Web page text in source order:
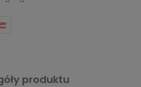
produktu